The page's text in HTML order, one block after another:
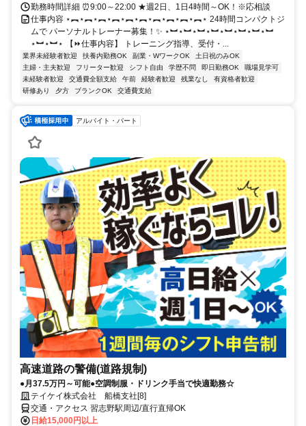
勤務時間詳細 ⏰9:00～22:00 ★週2日、1日4時間～OK！※応相談
仕事内容 ⋆︻⋆︻⋆︻⋆︻⋆︻⋆︻⋆︻⋆︻⋆︻⋆︻⋆ 24時間コンパクトジ
ムで パーソナルトレーナー募集！✨ ⋆︼⋆︼⋆︼⋆︼⋆︼⋆︼⋆︼⋆︼
⋆︼⋆︼⋆ 【⏩仕事内容】 トレーニング指導、受付・...
業界未経験者歓迎 扶養内勤務OK 副業・WワークOK
土日祝のみOK
主婦・主夫歓迎
フリーター歓迎 シフト自由 学歴不問 即日勤務OK
職場見学可
未経験者歓迎
交通費全額支給 午前 経験者歓迎 残業なし
有資格者歓迎
研修あり
夕方 ブランクOK 交通費支給
アルバイト・パート
高速道路の警備(道路規制)
●月37.5万円～可能●空調制服・ドリンク手当で快適勤務☆
テイケイ株式会社 船橋支社[8]
交通・アクセス 習志野駅周辺/直行直帰OK
日給15,000円以上